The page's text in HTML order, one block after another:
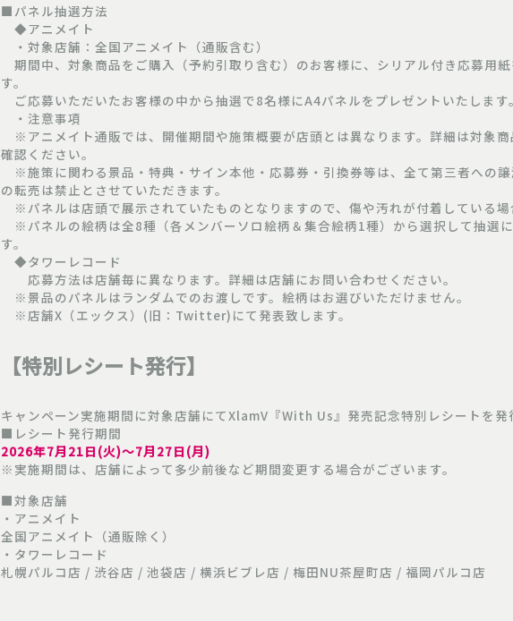
■パネル抽選方法
◆アニメイト
・対象店舗：全国アニメイト（通販含む）
期間中、対象商品をご購入（予約引取り含む）のお客様に、シリアル付き応募用紙
す。
ご応募いただいたお客様の中から抽選で8名様にA4パネルをプレゼントいたします。
・注意事項
※アニメイト通販では、開催期間や施策概要が店頭とは異なります。詳細は対象商
確認ください。
※施策に関わる景品・特典・サイン本他・応募券・引換券等は、全て第三者への
の転売は禁止とさせていただきます。
※パネルは店頭で展示されていたものとなりますので、傷や汚れが付着している場
※パネルの絵柄は全8種（各メンバーソロ絵柄＆集合絵柄1種）から選択して抽選
す。
◆タワーレコード
応募方法は店舗毎に異なります。詳細は店舗にお問い合わせください。
※景品のパネルはランダムでのお渡しです。絵柄はお選びいただけません。
※店舗X（エックス）(旧：Twitter)にて発表致します。
【特別レシート発行】
キャンペーン実施期間に対象店舗にてXlamV『With Us』発売記念特別レシートを発
■レシート発行期間
2026年7月21日(火)～7月27日(月)
※実施期間は、店舗によって多少前後など期間変更する場合がございます。
■対象店舗
・アニメイト
全国アニメイト（通販除く）
・タワーレコード
札幌パルコ店 / 渋谷店 / 池袋店 / 横浜ビブレ店 / 梅田NU茶屋町店 / 福岡パルコ店